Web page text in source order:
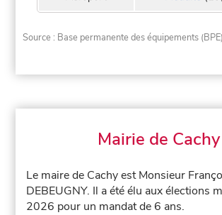
Source : Base permanente des équipements
Mairie de Cachy
Le maire de Cachy est Monsieur
DEBEUGNY. Il a été élu aux élections
2026 pour un mandat de 6 ans.